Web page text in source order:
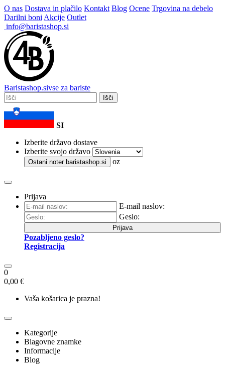
O nas Dostava in plačilo Kontakt Blog Ocene Trgovina na debelo
Darilni boni Akcije Outlet
info@baristashop.si
Baristashop.sivse za bariste
Išči
SI
Izberite državo dostave
Izberite svojo državo
Ostani noter baristashop.si oz
Prijava
E-mail naslov:
Geslo:
Prijava
Pozabljeno geslo?
Registracija
0
0,00 €
Vaša košarica je prazna!
Kategorije
Blagovne znamke
Informacije
Blog